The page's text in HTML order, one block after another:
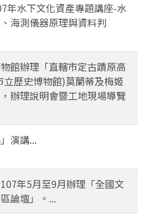
年水下文化資產專題講座-水
海測儀器原理與資料判
館辦理「直轄市定古蹟原高
立歷史博物館)莫蘭蒂及梅姬
辦理說明會暨工地現場導覽
演講...
年5月至9月辦理「全國文
論壇」。...